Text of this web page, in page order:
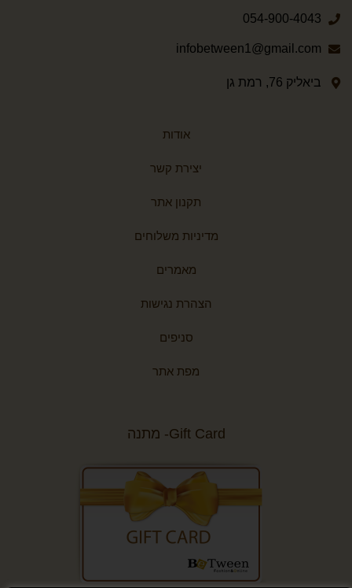
054-900-4043
infobetween1@gmail.com
ביאליק 76, רמת גן
אודות
יצירת קשר
תקנון אתר
מדיניות משלוחים
מאמרים
הצהרת נגישות
סניפים
מפת אתר
Gift Card- מתנה